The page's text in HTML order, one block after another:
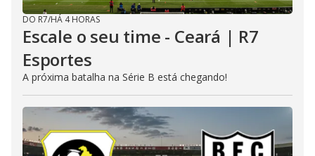
DO R7/HÁ 4 HORAS
Escale o seu time - Ceará | R7
Esportes
A próxima batalha na Série B está chegando!